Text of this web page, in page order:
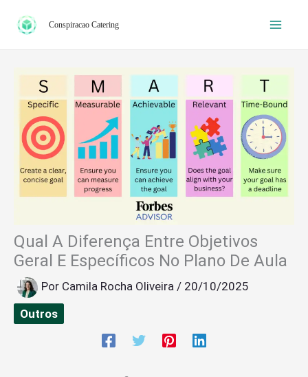
para
Conspiracao Catering
Qual A Diferença Entre Objetivos
Geral E Específicos No Plano De Aula
Por Camila Rocha Oliveira / 20/10/2025
Outros